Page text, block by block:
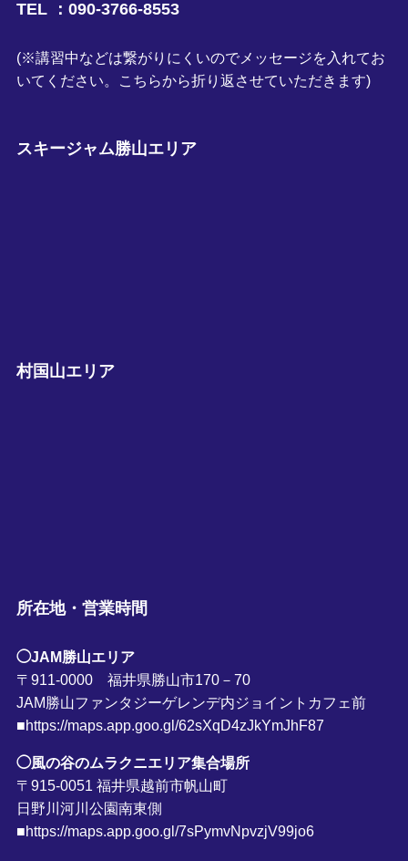
TEL ：090-3766-8553
(※講習中などは繋がりにくいのでメッセージを入れてお
いてください。こちらから折り返させていただきます)
スキージャム勝山エリア
村国山エリア
所在地・営業時間
◯JAM勝山エリア
〒911-0000 福井県勝山市170－70
JAM勝山ファンタジーゲレンデ内ジョイントカフェ前
■https://maps.app.goo.gl/62sXqD4zJkYmJhF87
◯風の谷のムラクニエリア集合場所
〒915-0051 福井県越前市帆山町
日野川河川公園南東側
■https://maps.app.goo.gl/7sPymvNpvzjV99jo6